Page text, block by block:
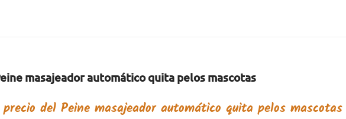
masajeador automático quita pelos mascotas
del Peine masajeador automático quita pelos mascotas